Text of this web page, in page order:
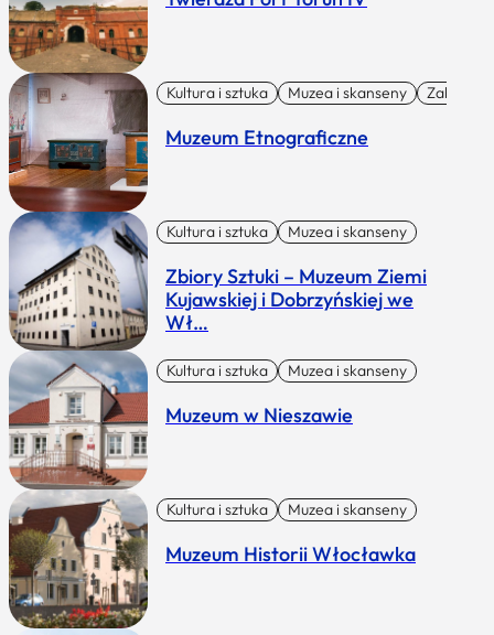
Kultura i sztuka Muzea i skanseny Zabytki I
Muzeum Etnograficzne
Kultura i sztuka Muzea i skanseny
Zbiory Sztuki – Muzeum Ziemi
Kujawskiej i Dobrzyńskiej we
Wł…
Kultura i sztuka Muzea i skanseny
Muzeum w Nieszawie
Kultura i sztuka Muzea i skanseny
Muzeum Historii Włocławka